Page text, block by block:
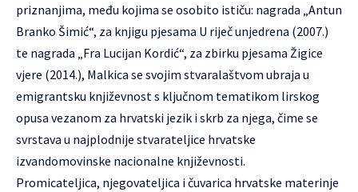
priznanjima, među kojima se osobito ističu: nagrada „Antun
Branko Šimić“, za knjigu pjesama U riječ unjedrena (2007.)
te nagrada „Fra Lucijan Kordić“, za zbirku pjesama Žigice
vjere (2014.), Malkica se svojim stvaralaštvom ubraja u
emigrantsku književnost s ključnom tematikom lirskog
opusa vezanom za hrvatski jezik i skrb za njega, čime se
svrstava u najplodnije stvarateljice hrvatske
izvandomovinske nacionalne književnosti.
Promicateljica, njegovateljica i čuvarica hrvatske materinje